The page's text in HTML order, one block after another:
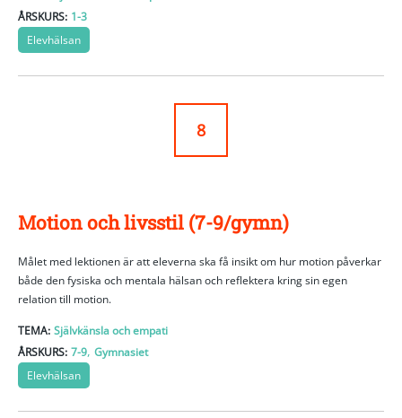
ÅRSKURS: 1-3
Elevhälsan
8
Motion och livsstil (7-9/gymn)
Målet med lektionen är att eleverna ska få insikt om hur motion påverkar
både den fysiska och mentala hälsan och reflektera kring sin egen
relation till motion.
TEMA: Självkänsla och empati
ÅRSKURS: 7-9, Gymnasiet
Elevhälsan